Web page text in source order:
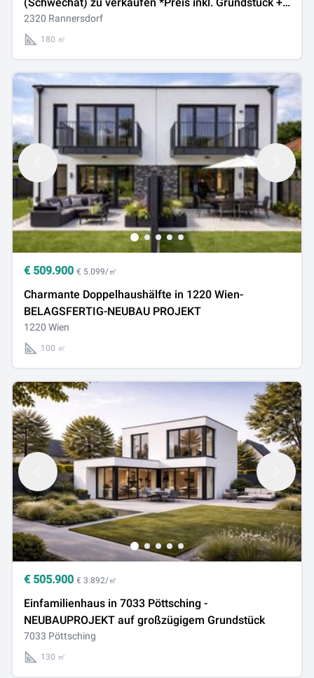
Hausbau belagsfertig
2320 Rannersdorf
180 ㎡
€ 509.900 € 5.099/㎡
Charmante Doppelhaushälfte in 1220 Wien-
BELAGSFERTIG-NEUBAU PROJEKT
1220 Wien
100 ㎡
€ 505.900 € 3.892/㎡
Einfamilienhaus in 7033 Pöttsching -
NEUBAUPROJEKT auf großzügigem Grundstück
7033 Pöttsching
130 ㎡